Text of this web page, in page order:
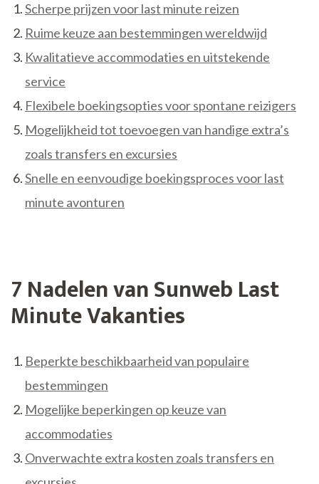
Scherpe prijzen voor last minute reizen
Ruime keuze aan bestemmingen wereldwijd
Kwalitatieve accommodaties en uitstekende
service
Flexibele boekingsopties voor spontane reizigers
Mogelijkheid tot toevoegen van handige extra’s
zoals transfers en excursies
Snelle en eenvoudige boekingsproces voor last
minute avonturen
7 Nadelen van Sunweb Last
Minute Vakanties
Beperkte beschikbaarheid van populaire
bestemmingen
Mogelijke beperkingen op keuze van
accommodaties
Onverwachte extra kosten zoals transfers en